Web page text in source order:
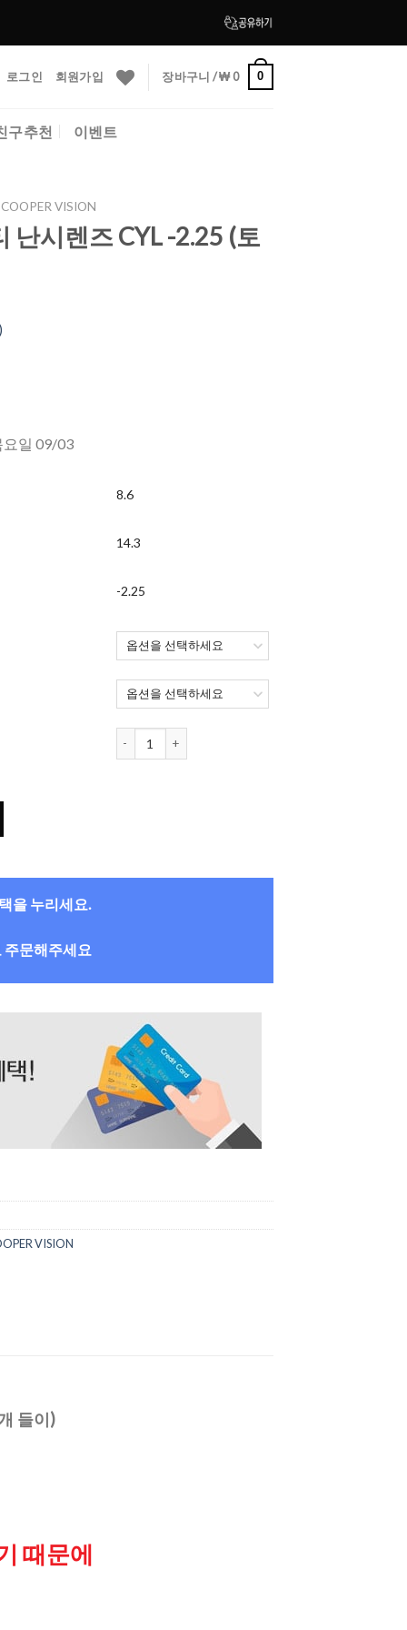
로그인 회원가입 장바구니 /₩0 0
구추천 이벤트
VISION
난시렌즈 CYL -2.25 (토
요일 09/03
토릭) (30개 들이) 수량
8.6
14.3
-2.25
쿠퍼비전 클래리티 난시렌즈 CYL -2.25 (토릭) (30개 들이)
을 누리세요.
문해주세요
VISION
들이)
때문에